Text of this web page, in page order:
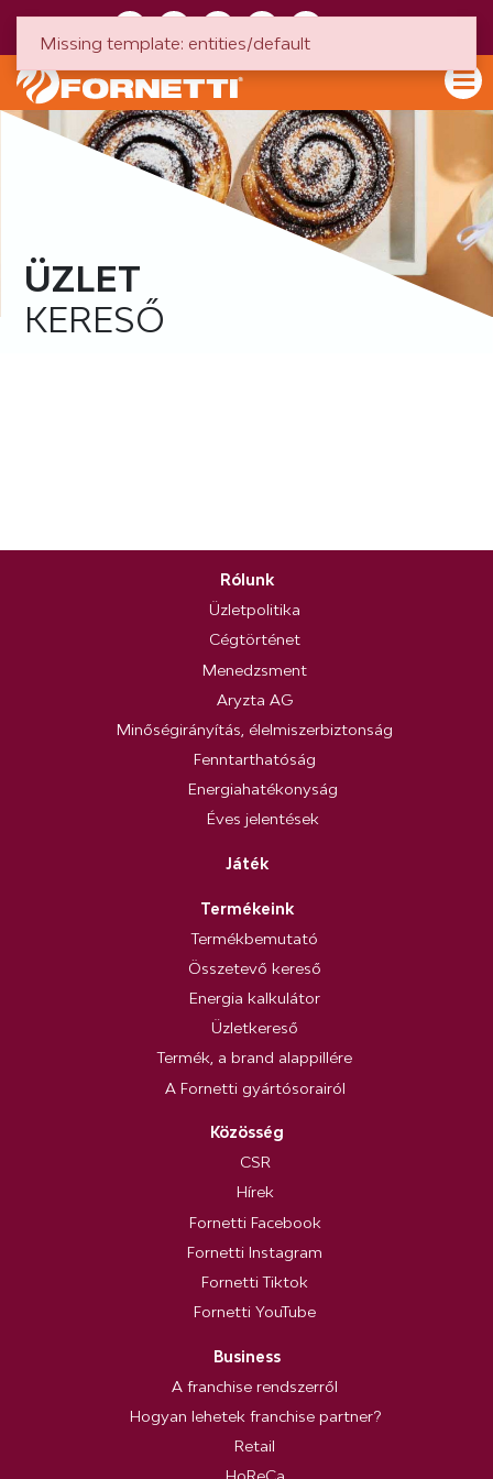
ÜZLET
KERESŐ
Rólunk
Üzletpolitika
Cégtörténet
Menedzsment
Aryzta AG
Minőségirányítás, élelmiszerbiztonság
Fenntarthatóság
Energiahatékonyság
Éves jelentések
Játék
Termékeink
Termékbemutató
Összetevő kereső
Energia kalkulátor
Üzletkereső
Termék, a brand alappillére
A Fornetti gyártósorairól
Közösség
CSR
Hírek
Fornetti Facebook
Fornetti Instagram
Fornetti Tiktok
Fornetti YouTube
Business
A franchise rendszerről
Hogyan lehetek franchise partner?
Retail
Missing template: entities/default